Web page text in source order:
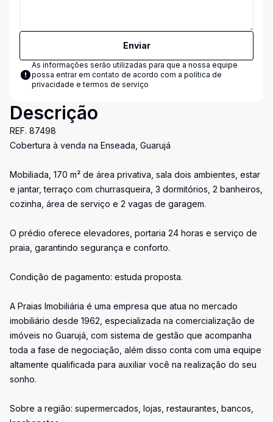
Enviar
As informações serão utilizadas para que a nossa equipe
possa entrar em contato de acordo com a política de
privacidade e termos de serviço
Descrição
REF. 87498
Cobertura à venda na Enseada, Guarujá
Mobiliada, 170 m² de área privativa, sala dois ambientes, estar
e jantar, terraço com churrasqueira, 3 dormitórios, 2 banheiros,
cozinha, área de serviço e 2 vagas de garagem.
O prédio oferece elevadores, portaria 24 horas e serviço de
praia, garantindo segurança e conforto.
Condição de pagamento: estuda proposta.
A Praias Imobiliária é uma empresa que atua no mercado
imobiliário desde 1962, especializada na comercialização de
imóveis no Guarujá, com sistema de gestão que acompanha
toda a fase de negociação, além disso conta com uma equipe
altamente qualificada para auxiliar você na realização do seu
sonho.
Sobre a região: supermercados, lojas, restaurantes, bancos,